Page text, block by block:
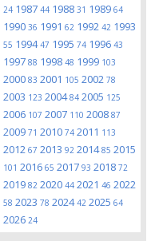
24 1987 44 1988 31 1989 64
1990 36 1991 62 1992 42 1993
55 199447 1995 74 1996 43
1997 88 1998 48 1999 103
2000 83 2001 105 2002 78
2003 123 200484 2005 125
2006 107 2007 110 2008 87
2009 71 2010 74 2011 113
2012 67 2013 92 201485 2015
101 2016 65 2017 93 2018 72
2019 82 2020 44 2021 46 2022
58 2023 78 202442 2025 64
2026 24